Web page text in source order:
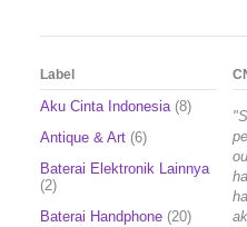
Label
Aku Cinta Indonesia (8)
Antique & Art (6)
Baterai Elektronik Lainnya
(2)
Baterai Handphone (20)